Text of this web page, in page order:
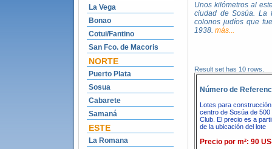
La Vega
Bonao
Cotui/Fantino
San Fco. de Macoris
NORTE
Puerto Plata
Sosua
Cabarete
Samaná
ESTE
La Romana
Unos kilómetros al
ciudad de Sosúa. La
colonos judíos que
1938. más...
Result set has 10 rows.
Número de
Lotes para
centro de Sosúa de
Club. El precio es a
de la ubicación del lote
Precio por m²: 90